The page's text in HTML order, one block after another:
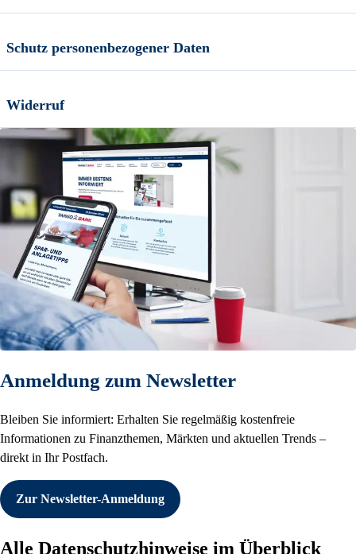
Schutz personenbezogener Daten
Widerruf
Anmeldung zum Newsletter
Bleiben Sie informiert: Erhalten Sie regelmäßig kostenfreie
Informationen zu Finanzthemen, Märkten und aktuellen Trends –
direkt in Ihr Postfach.
Zur Newsletter-Anmeldung
Alle Datenschutzhinweise im Überblick